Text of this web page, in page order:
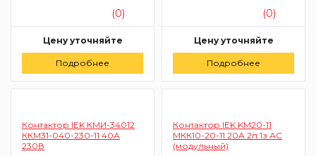
(0)
Цену уточняйте
Заказать
Подробнее
(0)
Цену уточняйте
Заказать
Подробнее
Контактор IEK КМИ-34012
ККМ31-040-230-11 40А
230В
Контактор IEK KM20-11
МКК10-20-11 20A 2п 1з АС
(модульный)